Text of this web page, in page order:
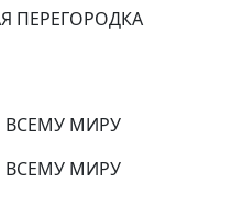
ПЕРЕГОРОДКА
ВСЕМУ МИРУ
ВСЕМУ МИРУ